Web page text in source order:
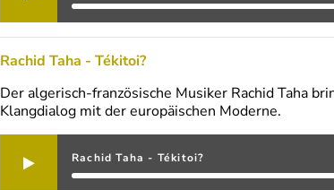
Rachid Taha - Tékitoi?
Der algerisch-französische Musiker Rachid Taha
Klangdialog mit der europäischen Moderne.
Rachid Taha - Tékitoi?